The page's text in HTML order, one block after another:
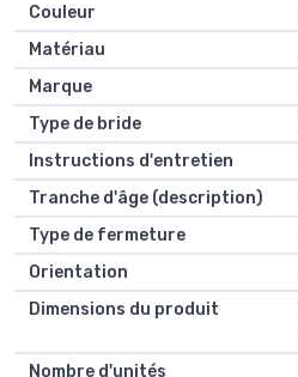
Couleur
Matériau
Marque
Type de bride
Instructions d'entretien
Tranche d'âge (description)
Type de fermeture
Orientation
Dimensions du produit
Nombre d'unités